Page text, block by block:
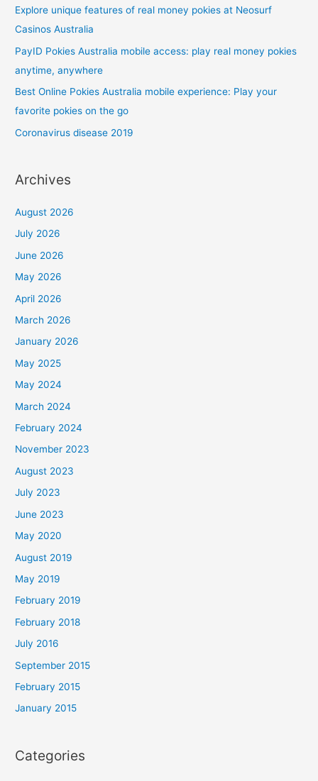
o
r
:
Explore unique features of real money pokies at Neosurf
Casinos Australia
PayID Pokies Australia mobile access: play real money pokies
anytime, anywhere
Best Online Pokies Australia mobile experience: Play your
favorite pokies on the go
Coronavirus disease 2019
Archives
August 2026
July 2026
June 2026
May 2026
April 2026
March 2026
January 2026
May 2025
May 2024
March 2024
February 2024
November 2023
August 2023
July 2023
June 2023
May 2020
August 2019
May 2019
February 2019
February 2018
July 2016
September 2015
February 2015
January 2015
Categories